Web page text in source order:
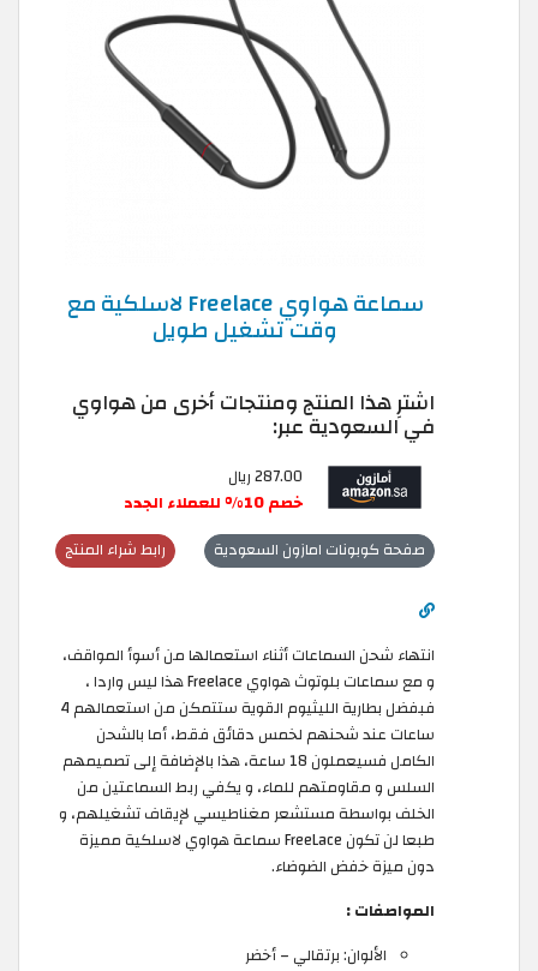
سماعة هواوي Freelace لاسلكية مع
وقت تشغيل طويل
اشترِ هذا المنتج ومنتجات أخرى من هواوي
في السعودية عبر:
287.00 ريال
خصم 10% للعملاء الجدد
رابط شراء المنتج صفحة كوبونات امازون السعودية
انتهاء شحن السماعات أثناء استعمالها من أسوأ المواقف،
و مع سماعات بلوتوث هواوي Freelace هذا ليس واردا ،
فبفضل بطارية الليثيوم القوية ستتمكن من استعمالهم 4
ساعات عند شحنهم لخمس دقائق فقط، أما بالشحن
الكامل فسيعملون 18 ساعة، هذا بالإضافة إلى تصميمهم
السلس و مقاومتهم للماء، و يكفي ربط السماعتين من
الخلف بواسطة مستشعر مغناطيسي لإيقاف تشغيلهم، و
طبعا لن تكون FreeLace سماعة هواوي لاسلكية مميزة
دون ميزة خفض الضوضاء.
المواصفات :
الألوان: برتقالي – أخضر